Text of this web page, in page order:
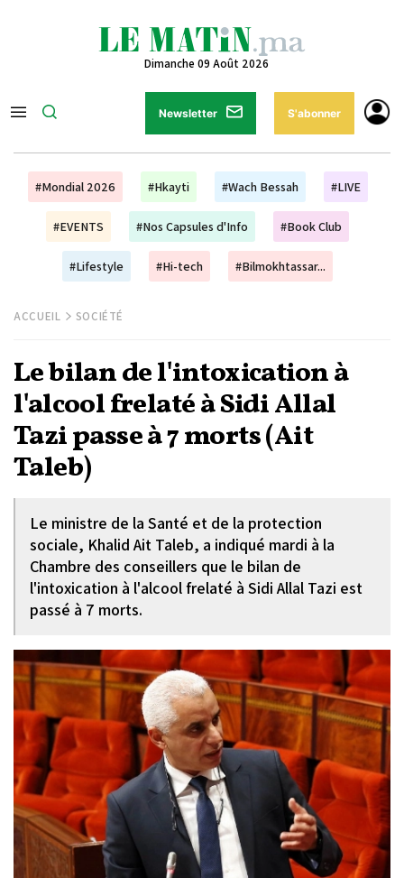
Dimanche 09 Août 2026
Newsletter S'abonner
#Mondial 2026 #Hkayti #Wach Bessah #LIVE
#EVENTS #Nos Capsules d'Info #Book Club
#Lifestyle #Hi-tech #Bilmokhtassar...
ACCUEIL SOCIÉTÉ
Le bilan de l'intoxication à
l'alcool frelaté à Sidi Allal
Tazi passe à 7 morts (Ait
Taleb)
Le ministre de la Santé et de la protection
sociale, Khalid Ait Taleb, a indiqué mardi à la
Chambre des conseillers que le bilan de
l'intoxication à l'alcool frelaté à Sidi Allal Tazi est
passé à 7 morts.